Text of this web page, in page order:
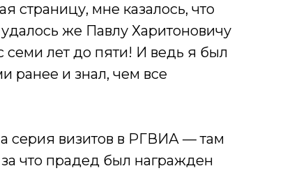
страницу, мне казалось, что
же Павлу Харитоновичу
семи лет до пяти! И ведь я был
ранее и знал, чем все
серия визитов в РГВИА — там
что прадед был награжден